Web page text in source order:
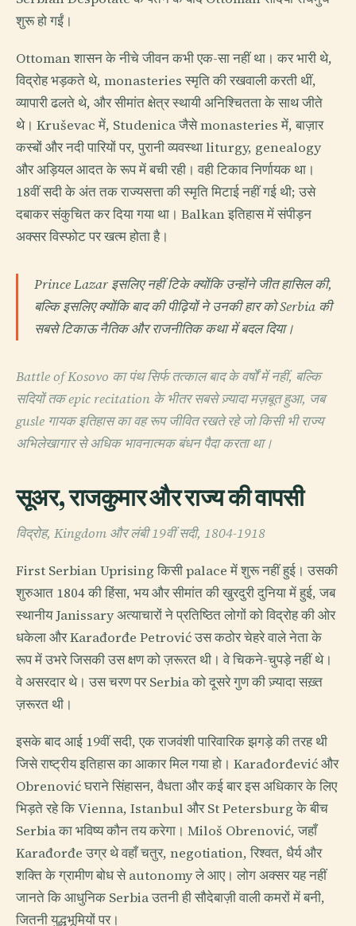
शुरू हो गईं।
Ottoman शासन के नीचे जीवन कभी एक-सा नहीं था। कर भारी थे,
विद्रोह भड़कते थे, monasteries स्मृति की रखवाली करती थीं,
व्यापारी ढलते थे, और सीमांत क्षेत्र स्थायी अनिश्चितता के साथ जीते
थे। Kruševac में, Studenica जैसे monasteries में, बाज़ार
कस्बों और नदी पारियों पर, पुरानी व्यवस्था liturgy, genealogy
और अड़ियल आदत के रूप में बची रही। वही टिकाव निर्णायक था।
18वीं सदी के अंत तक राज्यसत्ता की स्मृति मिटाई नहीं गई थी; उसे
दबाकर संकुचित कर दिया गया था। Balkan इतिहास में संपीड़न
अक्सर विस्फोट पर खत्म होता है।
Prince Lazar इसलिए नहीं टिके क्योंकि उन्होंने जीत हासिल की,
बल्कि इसलिए क्योंकि बाद की पीढ़ियों ने उनकी हार को Serbia की
सबसे टिकाऊ नैतिक और राजनीतिक कथा में बदल दिया।
Battle of Kosovo का पंथ सिर्फ तत्काल बाद के वर्षों में नहीं, बल्कि
सदियों तक epic recitation के भीतर सबसे ज़्यादा मज़बूत हुआ, जब
gusle गायक इतिहास का वह रूप जीवित रखते रहे जो किसी भी राज्य
अभिलेखागार से अधिक भावनात्मक बंधन पैदा करता था।
सूअर, राजकुमार और राज्य की वापसी
विद्रोह, Kingdom और लंबी 19वीं सदी, 1804-1918
First Serbian Uprising किसी palace में शुरू नहीं हुई। उसकी
शुरुआत 1804 की हिंसा, भय और सीमांत की खुरदुरी दुनिया में हुई, जब
स्थानीय Janissary अत्याचारों ने प्रतिष्ठित लोगों को विद्रोह की ओर
धकेला और Karađorđe Petrović उस कठोर चेहरे वाले नेता के
रूप में उभरे जिसकी उस क्षण को ज़रूरत थी। वे चिकने-चुपड़े नहीं थे।
वे असरदार थे। उस चरण पर Serbia को दूसरे गुण की ज़्यादा सख़्त
ज़रूरत थी।
इसके बाद आई 19वीं सदी, एक राजवंशी पारिवारिक झगड़े की तरह थी
जिसे राष्ट्रीय इतिहास का आकार मिल गया हो। Karađorđević और
Obrenović घराने सिंहासन, वैधता और कई बार इस अधिकार के लिए
भिड़ते रहे कि Vienna, Istanbul और St Petersburg के बीच
Serbia का भविष्य कौन तय करेगा। Miloš Obrenović, जहाँ
Karađorđe उग्र थे वहाँ चतुर, negotiation, रिश्वत, धैर्य और
शक्ति के ग्रामीण बोध से autonomy ले आए। लोग अक्सर यह नहीं
जानते कि आधुनिक Serbia उतनी ही सौदेबाज़ी वाली कमरों में बनी,
जितनी युद्धभूमियों पर।